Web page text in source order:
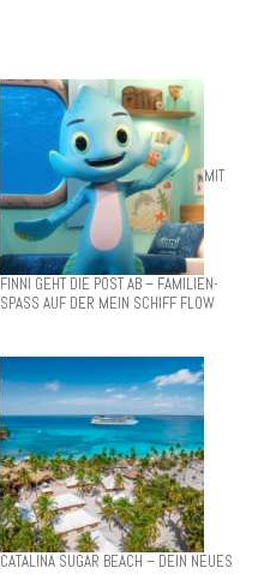
MIT
FINNI GEHT DIE POST AB – FAMILIEN-
SPASS AUF DER MEIN SCHIFF FLOW
CATALINA SUGAR BEACH – DEIN NEUES